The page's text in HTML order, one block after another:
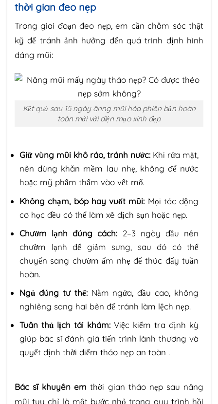
thời gian đeo nẹp
Trong giai đoạn đeo nẹp, em cần chăm sóc thật
kỹ để tránh ảnh hưởng đến quá trình định hình
dáng mũi:
Kết quả sau 15 ngày ânng mũi hóa phiên bản hoàn
toàn mới với diện mạo xinh đẹp
Giữ vùng mũi khô ráo, tránh nước: Khi rửa mặt,
nên dùng khăn mềm lau nhẹ, không để nước
hoặc mỹ phẩm thấm vào vết mổ.
Không chạm, bóp hay vuốt mũi: Mọi tác động
cơ học đều có thể làm xê dịch sụn hoặc nẹp.
Chườm lạnh đúng cách: 2–3 ngày đầu nên
chườm lạnh để giảm sưng, sau đó có thể
chuyển sang chườm ấm nhẹ để thúc đẩy tuần
hoàn.
Ngủ đúng tư thế:Nằm ngửa, đầu cao, không
nghiêng sang hai bên để tránh làm lệch nẹp.
Tuân thủ lịch tái khám: Việc kiểm tra định kỳ
giúp bác sĩ đánh giá tiến trình lành thương và
quyết định thời điểm tháo nẹp an toàn .
Bác sĩ khuyên emthời gian tháo nẹp sau nâng
mũi tuy chỉ là một bước nhỏ trong quy trình hồi